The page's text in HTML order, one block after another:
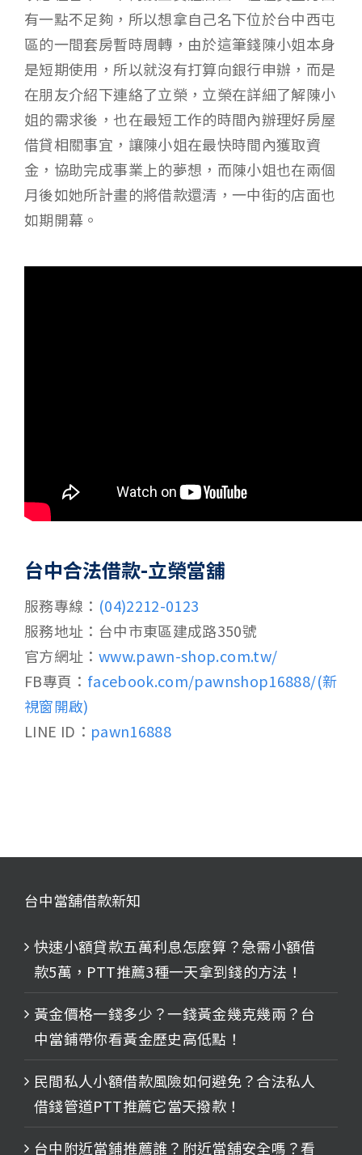
有一點不足夠，所以想拿自己名下位於台中西屯
區的一間套房暫時周轉，由於這筆錢陳小姐本身
是短期使用，所以就沒有打算向銀行申辦，而是
在朋友介紹下連絡了立榮，立榮在詳細了解陳小
姐的需求後，也在最短工作的時間內辦理好房屋
借貸相關事宜，讓陳小姐在最快時間內獲取資
金，協助完成事業上的夢想，而陳小姐也在兩個
月後如她所計畫的將借款還清，一中街的店面也
如期開幕。
台中合法借款-立榮當舖
服務專線： (04)2212-0123
服務地址：台中市東區建成路350號
官方網址： www.pawn-shop.com.tw/
FB專頁： facebook.com/pawnshop16888/(新
視窗開啟)
LINE ID： pawn16888
台中當舖借款新知
快速小額貸款五萬利息怎麼算？急需小額借
款5萬，PTT推薦3種一天拿到錢的方法！
黃金價格一錢多少？一錢黃金幾克幾兩？台
中當鋪帶你看黃金歷史高低點！
民間私人小額借款風險如何避免？合法私人
借錢管道PTT推薦它當天撥款！
台中附近當鋪推薦誰？附近當舖安全嗎？看